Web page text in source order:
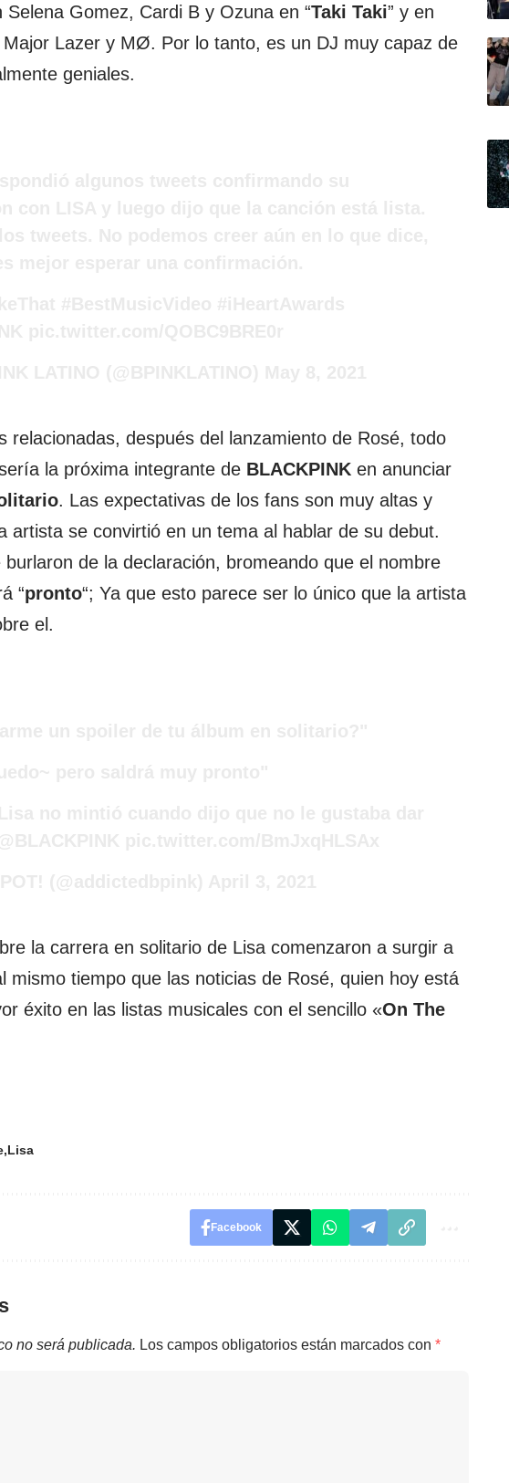
Selena Gomez, Cardi B y Ozuna en “Taki Taki” y en
Major Lazer y MØ. Por lo tanto, es un DJ muy capaz de
geniales.
relacionadas, después del lanzamiento de Rosé, todo
la próxima integrante de BLACKPINK en anunciar
. Las expectativas de los fans son muy altas y
artista se convirtió en un tema al hablar de su debut.
de la declaración, bromeando que el nombre
“pronto“; Ya que esto parece ser lo único que la artista
el.
la carrera en solitario de Lisa comenzaron a surgir a
mismo tiempo que las noticias de Rosé, quien hoy está
éxito en las listas musicales con el sencillo «On The
Lisa
Facebook
no será publicada. Los campos obligatorios están marcados con *